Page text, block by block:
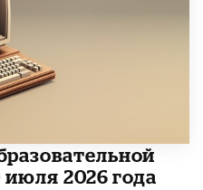
июля 2026 года